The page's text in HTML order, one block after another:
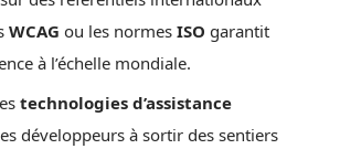
WCAG ou les normes ISO garantit
à l’échelle mondiale.
technologies d’assistance
développeurs à sortir des sentiers